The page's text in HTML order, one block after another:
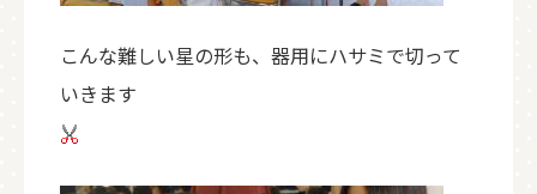
こんな難しい星の形も、器用にハサミで切って
いきます